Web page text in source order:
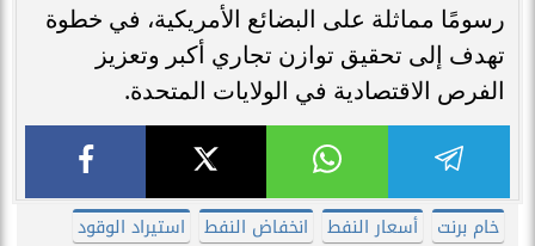
رسومًا مماثلة على البضائع الأمريكية، في خطوة
تهدف إلى تحقيق توازن تجاري أكبر وتعزيز
الفرص الاقتصادية في الولايات المتحدة.
خام برنت أسعار النفط انخفاض النفط
استيراد الوقود